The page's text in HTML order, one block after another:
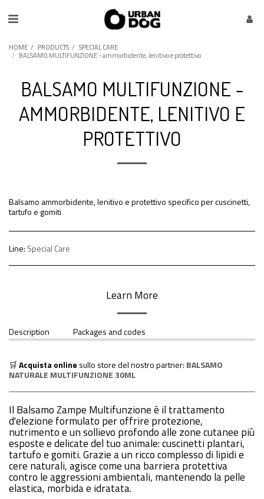
HOME PRODUCTS
SPECIAL CARE
BALSAMO MULTIFUNZIONE - ammorbidente, lenitivo e protettivo
BALSAMO MULTIFUNZIONE -
AMMORBIDENTE, LENITIVO E
PROTETTIVO
Balsamo ammorbidente, lenitivo e protettivo specifico per cuscinetti,
tartufo e gomiti
Line: Special Care
Learn More
Description Packages and codes
🛒Acquista online sullo store del nostro partner: BALSAMO
NATURALE MULTIFUNZIONE 30ML
Il Balsamo Zampe Multifunzione è il trattamento
d'elezione formulato per offrire protezione,
nutrimento e un sollievo profondo alle zone cutanee più
esposte e delicate del tuo animale: cuscinetti plantari,
tartufo e gomiti. Grazie a un ricco complesso di lipidi e
cere naturali, agisce come una barriera protettiva
contro le aggressioni ambientali, mantenendo la pelle
elastica, morbida e idratata.